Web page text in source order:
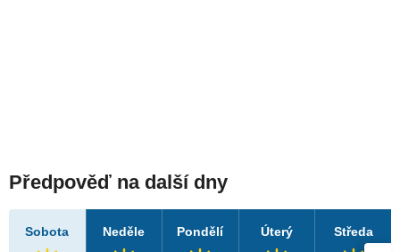
Předpověď na další dny
Sobota Neděle Pondělí Úterý Středa